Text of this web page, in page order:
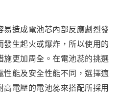
易造成電池芯內部反應劇烈發
發生起火或爆炸 ，所以使用的
施更加周全 。在電池蕊的挑選
性能及安全性能不同，選擇適
電壓的電池蕊來搭配所採用